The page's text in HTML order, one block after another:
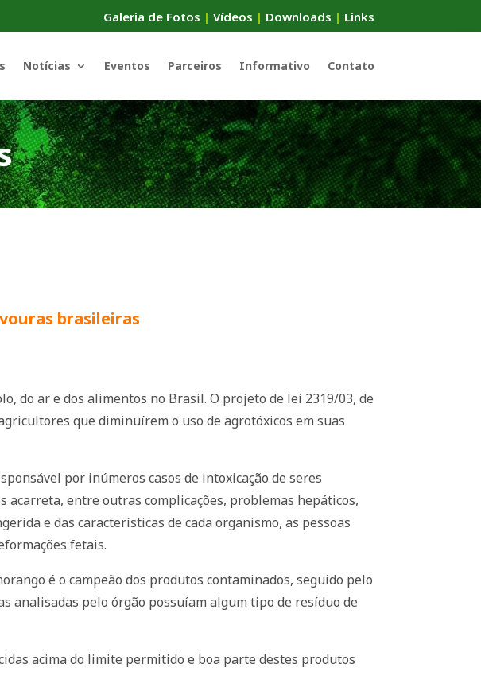
Galeria de Fotos | Vídeos | Downloads | Links
Notícias Eventos Parceiros Informativo Contato
brasileiras
do ar e dos alimentos no Brasil. O projeto de lei 2319/03, de
que diminuírem o uso de agrotóxicos em suas
por inúmeros casos de intoxicação de seres
acarreta, entre outras complicações, problemas hepáticos,
e das características de cada organismo, as pessoas
fetais.
é o campeão dos produtos contaminados, seguido pelo
analisadas pelo órgão possuíam algum tipo de resíduo de
acima do limite permitido e boa parte destes produtos